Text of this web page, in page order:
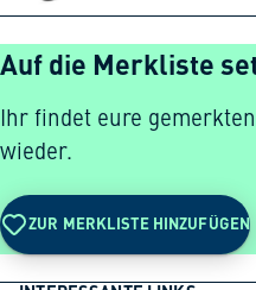
Auf die Merkliste
Ihr findet eure
wieder.
ZUR MERKLISTE HINZUFÜGEN